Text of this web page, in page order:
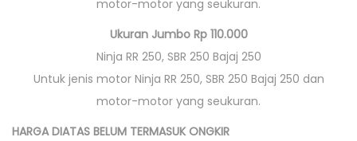
motor-motor yang seukuran.
Ukuran Jumbo Rp 110.000
Ninja RR 250, SBR 250 Bajaj 250
Untuk jenis motor Ninja RR 250, SBR 250 Bajaj 250 dan
motor-motor yang seukuran.
HARGA DIATAS BELUM TERMASUK ONGKIR